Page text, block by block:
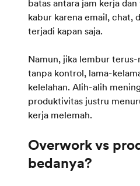
batas antara jam kerja
kabur karena email, chat,
terjadi kapan saja.
Namun, jika lembur
tanpa kontrol, lama-
kelelahan. Alih-alih
produktivitas justru
kerja melemah.
Overwork vs
bedanya?